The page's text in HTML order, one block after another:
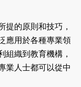
提的原則和技巧，
應用於各種專業領
組織到教育機構，
業人士都可以從中